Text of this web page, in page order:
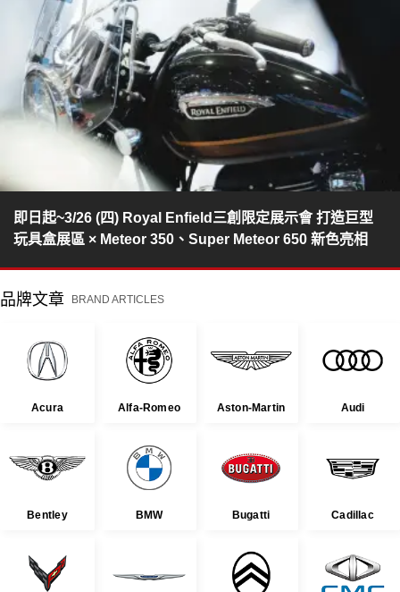
即日起~3/26 (四) Royal Enfield三創限定展示會 打造巨型
玩具盒展區 × Meteor 350、Super Meteor 650 新色亮相
品牌文章 BRAND ARTICLES
Acura Alfa-Romeo Aston-Martin Audi
Bentley BMW Bugatti Cadillac